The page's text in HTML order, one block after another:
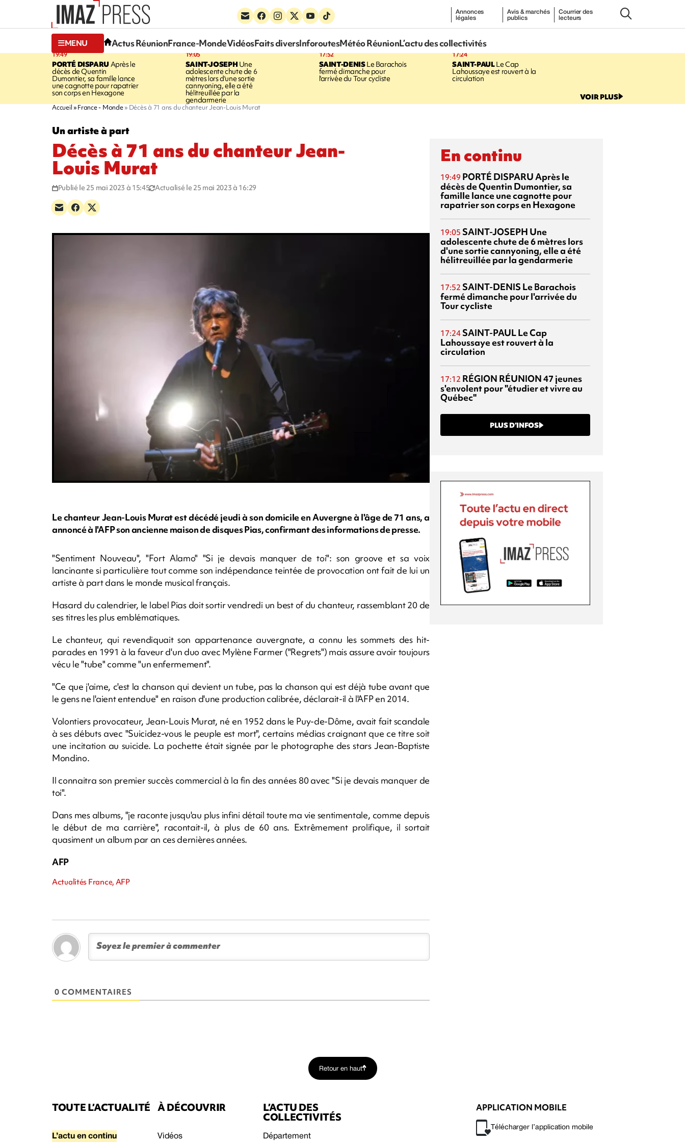
Annonces
légales
Avis & marchés
publics
Courrier des
lecteurs
MENU Actus RéunionFrance-MondeVidéosFaits diversInforoutesMétéo RéunionL’actu des collectivités
19:49
PORTÉ DISPARUAprès le
décès de Quentin
Dumontier, sa famille lance
une cagnotte pour rapatrier
son corps en Hexagone
19:05
SAINT-JOSEPHUne
adolescente chute de 6
mètres lors d'une sortie
cannyoning, elle a été
hélitreuillée par la
gendarmerie
17:52
SAINT-DENISLe Barachois
fermé dimanche pour
l'arrivée du Tour cycliste
17:24
SAINT-PAULLe Cap
Lahoussaye est rouvert à la
circulation
VOIR PLUS
Accueil France - Monde Décès à 71 ans du chanteur Jean-Louis Murat
Un artiste à part
Décès à 71 ans du chanteur Jean-
Louis Murat
Publié le 25 mai 2023 à 15:45 Actualisé le 25 mai 2023 à 16:29
Le chanteur Jean-Louis Murat est décédé jeudi à son domicile en Auvergne à l'âge de 71 ans, a
annoncé à l'AFP son ancienne maison de disques Pias, confirmant des informations de presse.
"Sentiment Nouveau", "Fort Alamo" "Si je devais manquer de toi": son groove et sa voix
lancinante si particulière tout comme son indépendance teintée de provocation ont fait de lui un
artiste à part dans le monde musical français.
Hasard du calendrier, le label Pias doit sortir vendredi un best of du chanteur, rassemblant 20 de
ses titres les plus emblématiques.
Le chanteur, qui revendiquait son appartenance auvergnate, a connu les sommets des hit-
parades en 1991 à la faveur d'un duo avec Mylène Farmer ("Regrets") mais assure avoir toujours
vécu le "tube" comme "un enfermement".
"Ce que j'aime, c'est la chanson qui devient un tube, pas la chanson qui est déjà tube avant que
le gens ne l'aient entendue" en raison d'une production calibrée, déclarait-il à l'AFP en 2014.
Volontiers provocateur, Jean-Louis Murat, né en 1952 dans le Puy-de-Dôme, avait fait scandale
à ses débuts avec "Suicidez-vous le peuple est mort", certains médias craignant que ce titre soit
une incitation au suicide. La pochette était signée par le photographe des stars Jean-Baptiste
Mondino.
Il connaitra son premier succès commercial à la fin des années 80 avec "Si je devais manquer de
toi".
Dans mes albums, "je raconte jusqu'au plus infini détail toute ma vie sentimentale, comme depuis
le début de ma carrière", racontait-il, à plus de 60 ans. Extrêmement prolifique, il sortait
quasiment un album par an ces dernières années.
AFP
Actualités France, AFP
0 COMMENTAIRES
En continu
19:49 PORTÉ DISPARUAprès le
décès de Quentin Dumontier, sa
famille lance une cagnotte pour
rapatrier son corps en Hexagone
19:05 SAINT-JOSEPH Une
adolescente chute de 6 mètres lors
d'une sortie cannyoning, elle a été
hélitreuillée par la gendarmerie
17:52 SAINT-DENIS Le Barachois
fermé dimanche pour l'arrivée du
Tour cycliste
17:24 SAINT-PAULLe Cap
Lahoussaye est rouvert à la
circulation
17:12 RÉGION RÉUNION47 jeunes
s'envolent pour "étudier et vivre au
Québec"
PLUS D’INFOS
Retour en haut
TOUTE L’ACTUALITÉ
L’actu en continu
À DÉCOUVRIR
Vidéos
L’ACTU DES
COLLECTIVITÉS
Département
APPLICATION MOBILE
Télécharger l’application mobile